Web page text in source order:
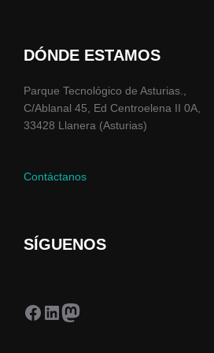
DÓNDE ESTAMOS
Parque Tecnológico de Asturias.,
C/Ablanal 45, Ed Centroelena II 0A,
33428 Llanera (Asturias)
Contáctanos
SÍGUENOS
Facebook
LinkedIn
Mastodon